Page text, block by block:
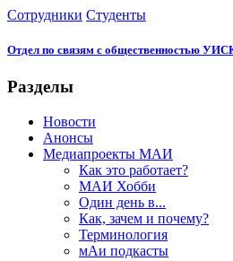
Сотрудники Студенты
Отдел по связям с общественностью
Разделы
Новости
Анонсы
Медиапроекты МАИ
Как это работает?
МАИ Хобби
Один день в...
Как, зачем и почему?
Терминология
мАи подкасты